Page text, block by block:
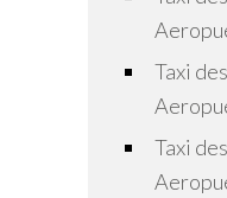
Taxi
Taxi